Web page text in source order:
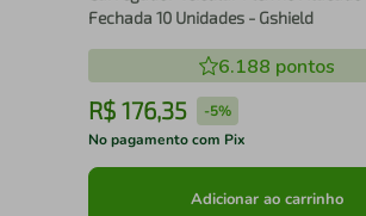
Fechada 10 Unidades - Gshield
6.188 pontos
R$ 176,35 -5%
No pagamento com Pix
Adicionar ao carrinho